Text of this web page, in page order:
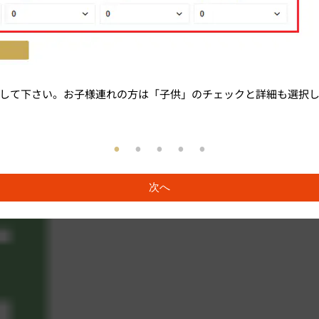
て下さい。お子様連れの方は「子供」のチェックと詳細も選択し
次へ